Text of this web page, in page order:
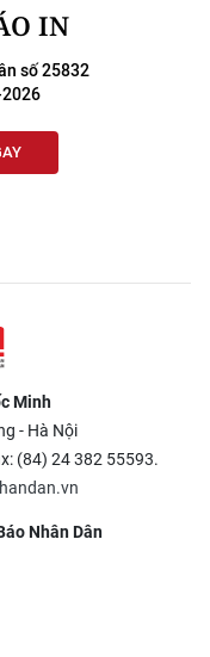
IN
số 25832
Minh
- Hà Nội
(84) 24 382 55593.
Nhân Dân